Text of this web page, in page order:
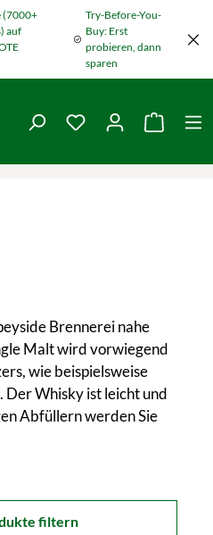
(7000+
auf
Try-Before-You-
Buy: Erst
probieren, dann
sparen
Du hast 0
Brennerei nahe
Malt wird vorwiegend
wie beispielsweise
Whisky ist leicht und
Abfüllern werden Sie
filtern